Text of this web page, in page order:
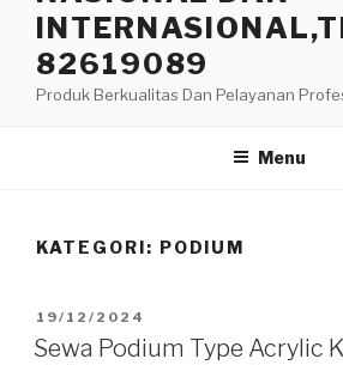
82619089
Produk Berkualitas Dan Pelayanan
Menu
KATEGORI: PODIUM
DIPOSKAN
PADA
19/12/2024
Sewa Podium Type Acrylic